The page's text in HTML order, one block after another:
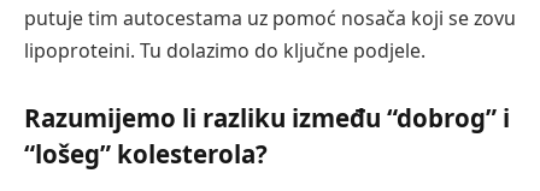
putuje tim autocestama uz pomoć nosača koji se zovu
lipoproteini. Tu dolazimo do ključne podjele.
Razumijemo li razliku između “dobrog” i
“lošeg” kolesterola?